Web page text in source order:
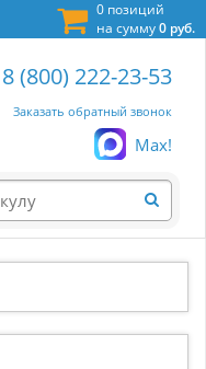
0 позиций
на сумму0 руб.
8 (800) 222-23-53
Заказать обратный звонок
Max!